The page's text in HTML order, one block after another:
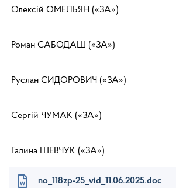
Олексій ОМЕЛЬЯН («ЗА»)
Роман САБОДАШ («ЗА»)
Руслан СИДОРОВИЧ («ЗА»)
Сергій ЧУМАК («ЗА»)
Галина ШЕВЧУК («ЗА»)
no_118zp-25_vid_11.06.2025.doc